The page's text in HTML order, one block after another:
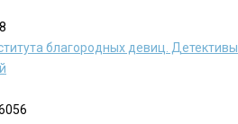
благородных девиц. Детективы